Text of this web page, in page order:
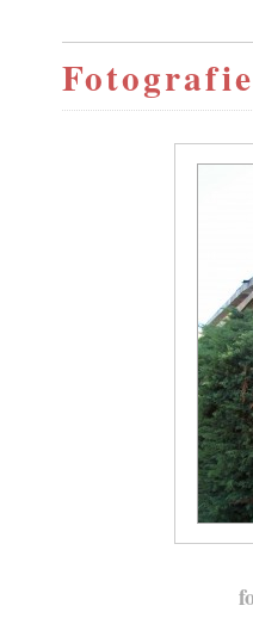
Fotografie